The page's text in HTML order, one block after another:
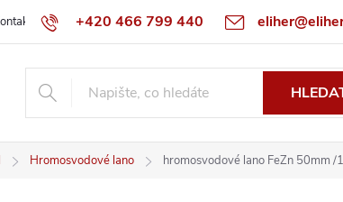
+420 466 799 440
Obchodní podmínky Reklamační řád
Hromosvodové lano hromosvodové lano FeZn 50mm